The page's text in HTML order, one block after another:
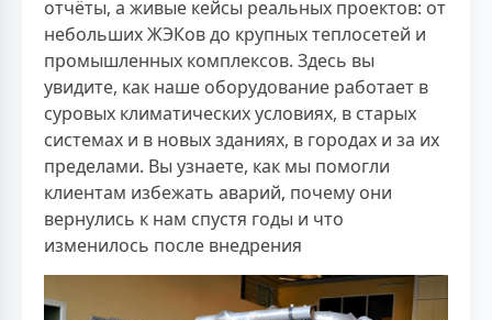
отчёты, а живые кейсы реальных проектов: от
небольших ЖЭКов до крупных теплосетей и
промышленных комплексов. Здесь вы
увидите, как наше оборудование работает в
суровых климатических условиях, в старых
системах и в новых зданиях, в городах и за их
пределами. Вы узнаете, как мы помогли
клиентам избежать аварий, почему они
вернулись к нам спустя годы и что
изменилось после внедрения